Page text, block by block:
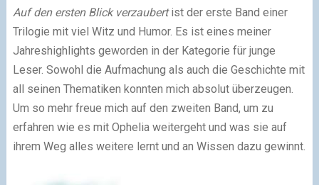
Auf den ersten Blick verzaubertist der erste Band einer
Trilogie mit viel Witz und Humor. Es ist eines meiner
Jahreshighlights geworden in der Kategorie für junge
Leser. Sowohl die Aufmachung als auch die Geschichte mit
all seinen Thematiken konnten mich absolut überzeugen.
Um so mehr freue mich auf den zweiten Band, um zu
erfahren wie es mit Ophelia weitergeht und was sie auf
ihrem Weg alles weitere lernt und an Wissen dazu gewinnt.